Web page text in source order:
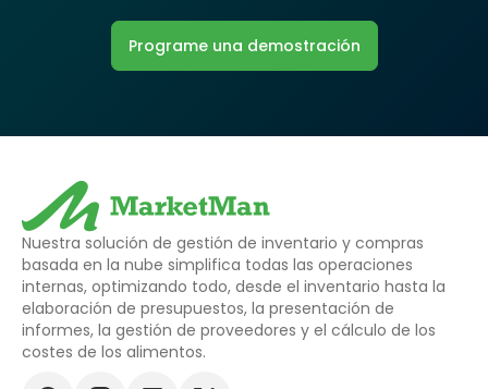
Programe una demostración
Nuestra solución de gestión de inventario y compras
basada en la nube simplifica todas las operaciones
internas, optimizando todo, desde el inventario hasta la
elaboración de presupuestos, la presentación de
informes, la gestión de proveedores y el cálculo de los
costes de los alimentos.